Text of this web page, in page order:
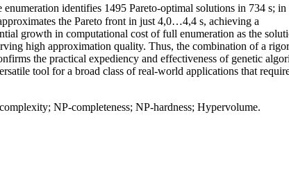
identifies 1495 Pareto-optimal solutions in 734 s; in
the Pareto front in just 4,0…4,4 s, achieving a
growth in computational cost of full enumeration as the
high approximation quality. Thus, the combination of a
the practical expediency and effectiveness of genetic
tool for a broad class of real-world applications that
NP-completeness; NP-hardness; Hypervolume.